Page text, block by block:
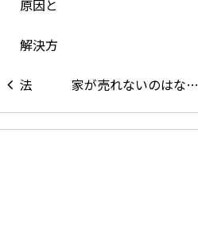
家が売れないのはな…